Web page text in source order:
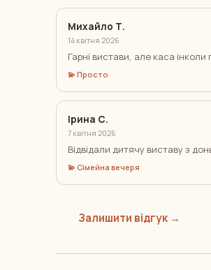
Михайло Т.
14 квітня 2026
Гарні вистави, але каса
💫 Просто
Ірина С.
7 квітня 2026
Відвідали дитячу виставу з
💫 Сімейна вечеря
Залишити відгук →